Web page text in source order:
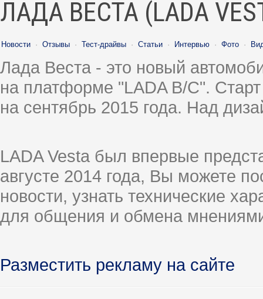
ЛАДА ВЕСТА (LADA
Новости · Отзывы · Тест-драйвы · Статьи · Интервью · Фото ·
Лада Веста - это новый
на платформе "LADA B/C".
на сентябрь 2015 года. Над
LADA Vesta был впервые
августе 2014 года, Вы можете
новости, узнать технические
для общения и обмена
Разместить рекламу на сайте